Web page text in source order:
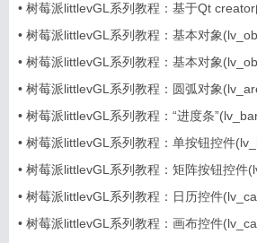
• 树莓派littlevGL系列教程：基于Qt
• 树莓派littlevGL系列教程：基本对象
• 树莓派littlevGL系列教程：基本对象
• 树莓派littlevGL系列教程：圆弧对象
• 树莓派littlevGL系列教程：“进度条
• 树莓派littlevGL系列教程：单按钮控件
• 树莓派littlevGL系列教程：矩阵按钮控件
• 树莓派littlevGL系列教程：日历控件
• 树莓派littlevGL系列教程：画布控件